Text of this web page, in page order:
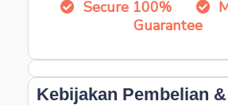
Secure 100%
Guarantee
Kebijakan Pembelian